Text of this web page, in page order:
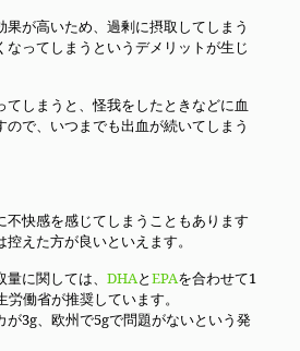
果が高いため、過剰に摂取してしまう
なってしまうというデメリットが生じ
てしまうと、怪我をしたときなどに血
で、いつまでも出血が続いてしまう
不快感を感じてしまうこともあります
えた方が良いといえます。
に関しては、 DHAとEPAを合わせて1
働省が推奨しています。
が3g、欧州で5gで問題がないという発